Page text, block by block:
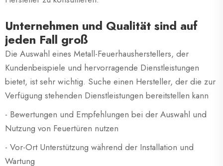
Unternehmen und Qualität sind auf
jeden Fall groß
Die Auswahl eines Metall-Feuerhausherstellers, der
Kundenbeispiele und hervorragende Dienstleistungen
bietet, ist sehr wichtig. Suche einen Hersteller, der die zur
Verfügung stehenden Dienstleistungen bereitstellen kann
- Bewertungen und Empfehlungen bei der Auswahl und
Nutzung von Feuertüren nutzen
- Vor-Ort Unterstützung während der Installation und
Wartung